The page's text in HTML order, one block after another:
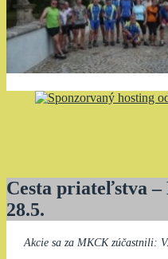
Cesta priateľstva
28.5.
Akcie sa za MKCK zúčastnili: